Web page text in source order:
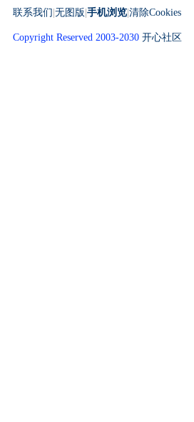
联系我们 无图版 手机浏览| 清除Cookies
Copyright Reserved 2003-2030 开心社区